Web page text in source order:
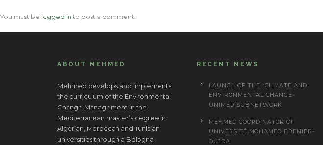
You must be logged in to post a comment.
ABOUT MEHMED
Mehmed develops and implements
the curriculum of the Environmental
Change Management in the
Mediterranean master’s degree in
Algerian, Moroccan and Tunisian
universities through a Bologna
RECENT NEWS
LAUNCH OF THE “CLIMATE AND
ENVIRONMENTAL CHANGE»
UNIMED SUBNETWORK
MEHMED COORDINATOR OF
UNIVERSITÉ MOHAMED PREMIER-
OUJDA